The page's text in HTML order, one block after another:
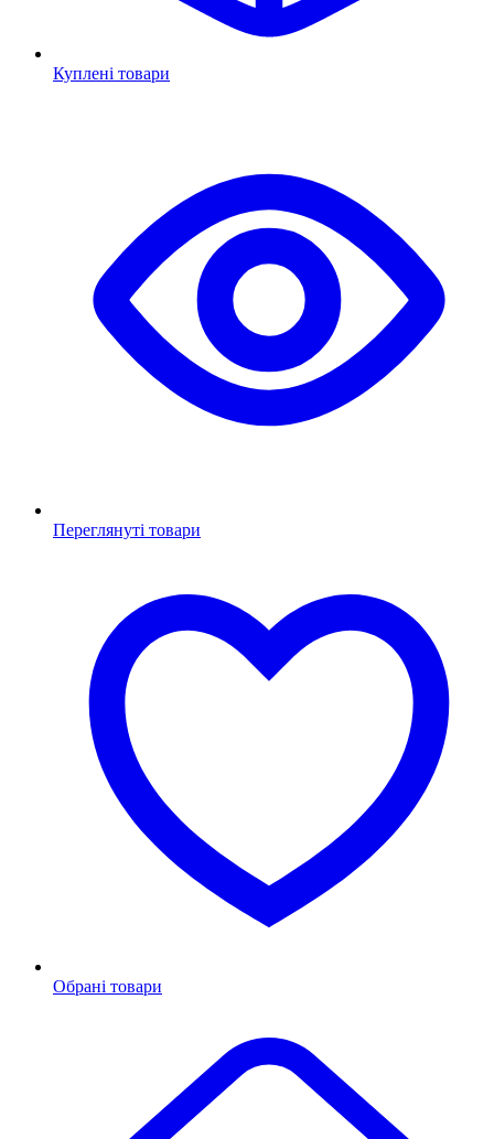
Куплені товари
Переглянуті товари
Обрані товари